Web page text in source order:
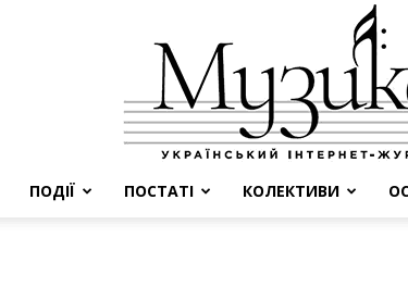
ПОДІЇ ПОСТАТІ КОЛЕКТИВИ